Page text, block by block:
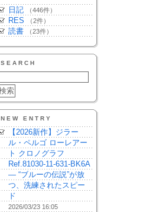
日記 （446件）
RES （2件）
読書 （23件）
SEARCH
NEW ENTRY
【2026新作】ジラー
ル・ペルゴ ローレアー
ト クロノグラフ
Ref.81030-11-631-BK6A
— “ブルーの伝説”が放
つ、洗練されたスピー
ド
2026/03/23 16:05